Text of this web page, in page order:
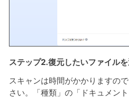
ステップ2.復元したいファイルを
スキャンは時間がかかりますの
さい。「種類」の「ドキュメン